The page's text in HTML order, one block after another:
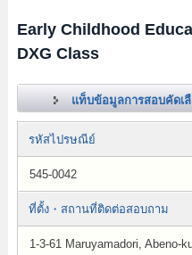
Early Childhood
DXG Class
แท็บข้อมูลการสอบคัดเลื
รหัสไปรษณีย์
545-0042
ที่ตั้ง・สถานที่ติดต่อสอบถาม
1-3-61 Maruyamadori, Abeno-